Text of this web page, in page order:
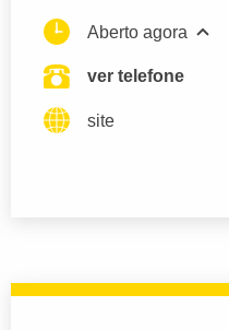
Aberto agora
ver telefone
site